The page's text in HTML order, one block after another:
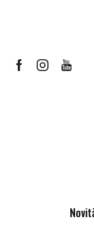
FacebookInstagramYoutube